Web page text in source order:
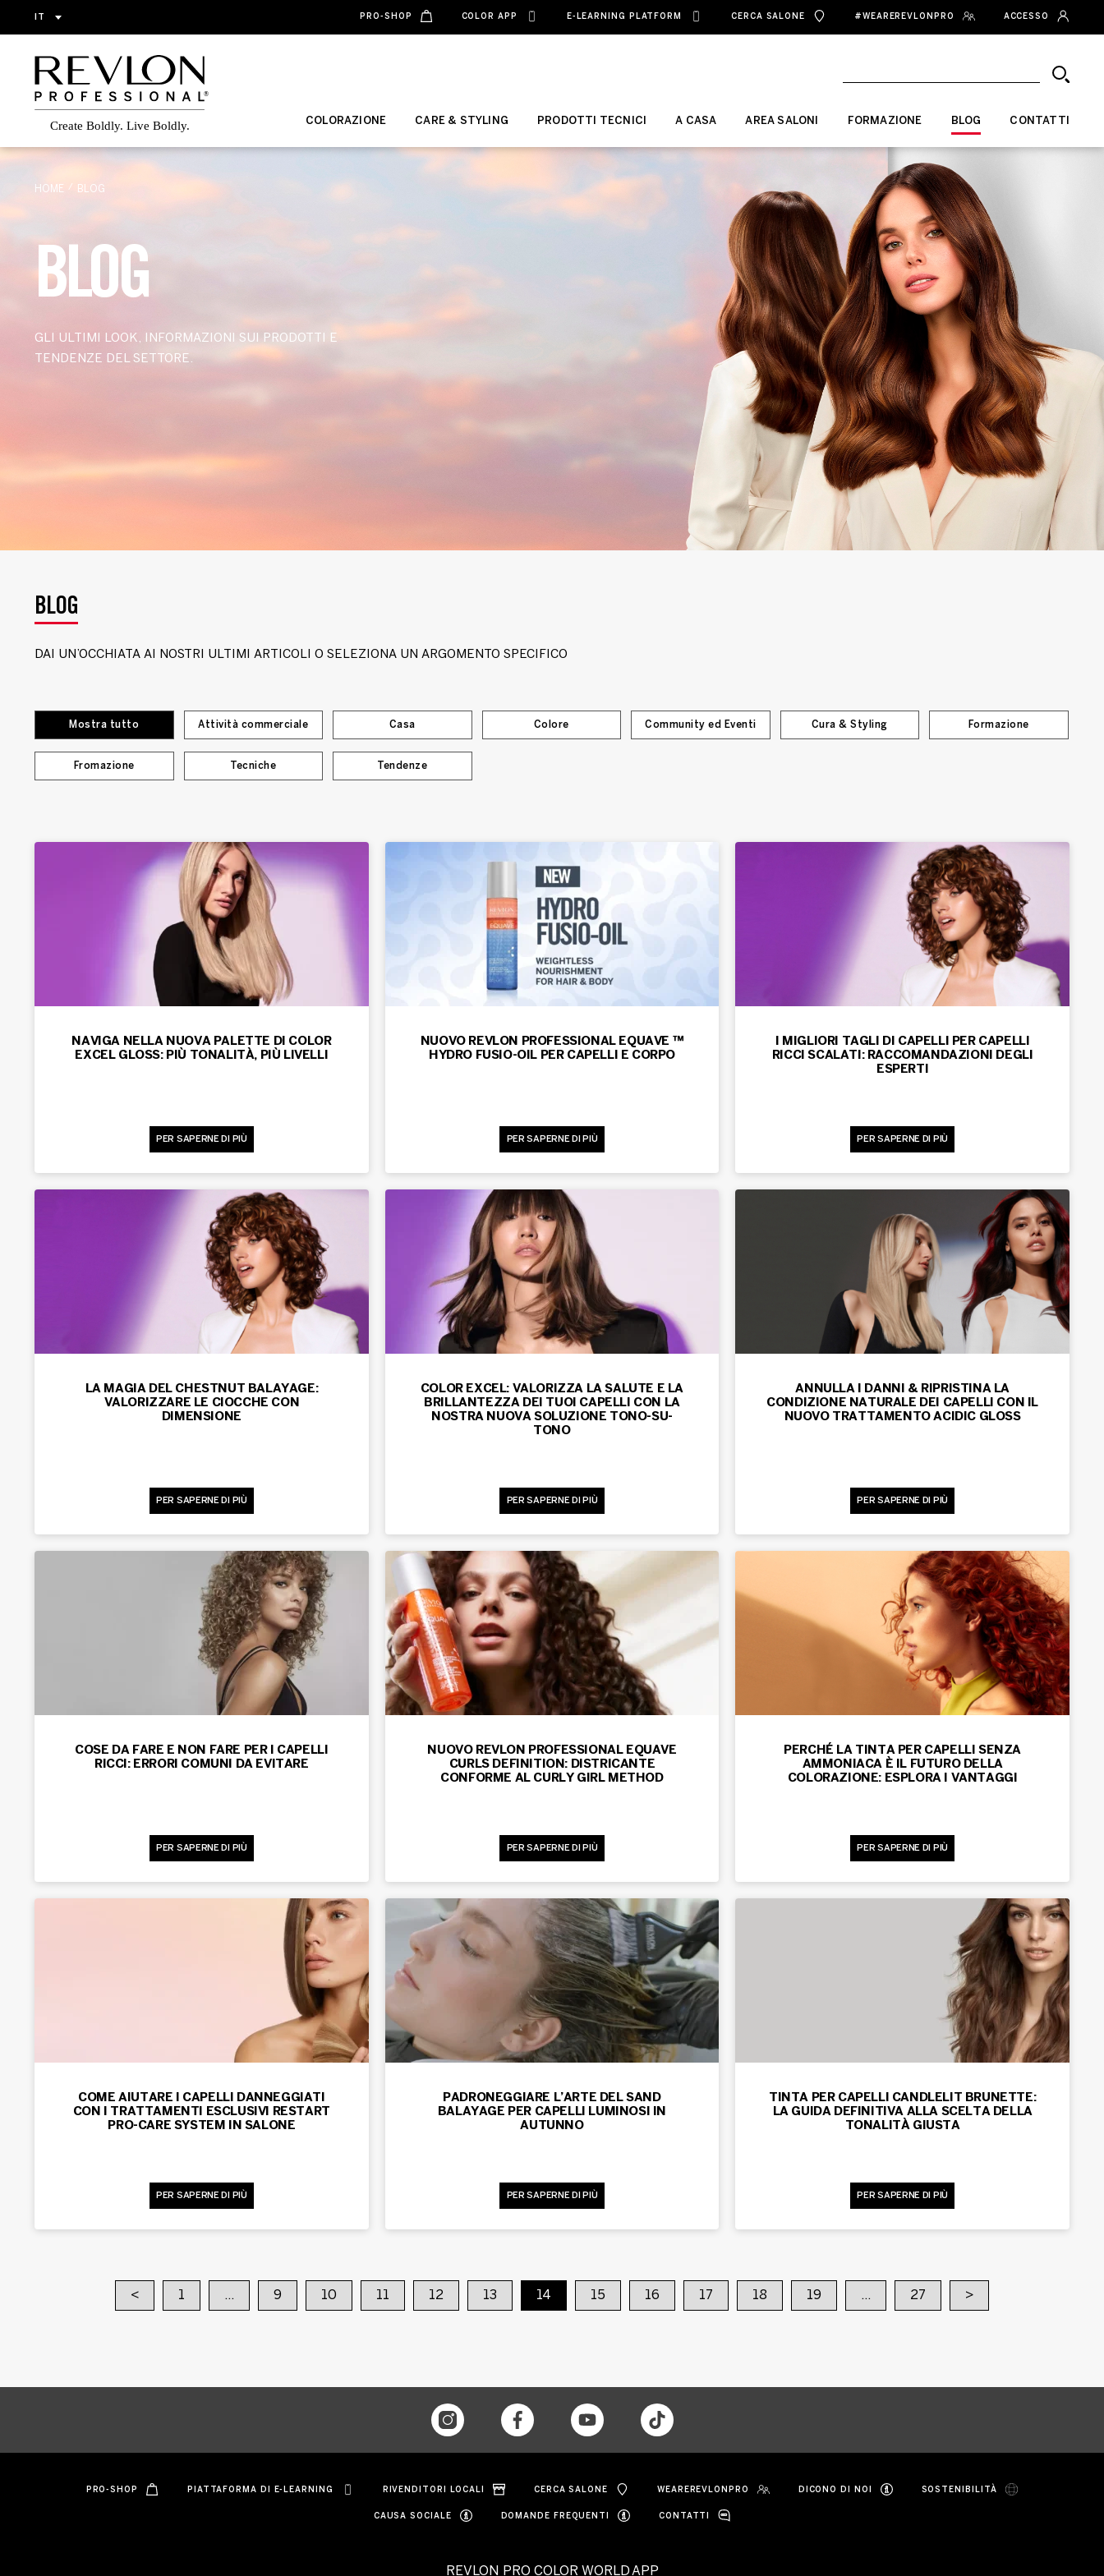
IT PRO-SHOP COLOR APP E-LEARNING PLATFORM CERCA SALONE #WEAREREVLONPRO ACCESSO
COLORAZIONE CARE & STYLING PRODOTTI TECNICI A CASA AREA SALONI FORMAZIONE BLOG CONTATTI
HOME BLOG
BLOG
GLI ULTIMI LOOK, INFORMAZIONI SUI PRODOTTI E
TENDENZE DEL SETTORE.
BLOG
DAI UN’OCCHIATA AI NOSTRI ULTIMI ARTICOLI O SELEZIONA UN ARGOMENTO SPECIFICO
Mostra tutto Attività commerciale Casa Colore Community ed Eventi Cura & Styling Formazione
Fromazione Tecniche Tendenze
NAVIGA NELLA NUOVA PALETTE DI COLOR
EXCEL GLOSS: PIÙ TONALITÀ, PIÙ LIVELLI
PER SAPERNE DI PIÙ
NUOVO REVLON PROFESSIONAL EQUAVE ™
HYDRO FUSIO-OIL PER CAPELLI E CORPO
PER SAPERNE DI PIÙ
I MIGLIORI TAGLI DI CAPELLI PER CAPELLI
RICCI SCALATI: RACCOMANDAZIONI DEGLI
ESPERTI
PER SAPERNE DI PIÙ
LA MAGIA DEL CHESTNUT BALAYAGE:
VALORIZZARE LE CIOCCHE CON
DIMENSIONE
PER SAPERNE DI PIÙ
COLOR EXCEL: VALORIZZA LA SALUTE E LA
BRILLANTEZZA DEI TUOI CAPELLI CON LA
NOSTRA NUOVA SOLUZIONE TONO-SU-
TONO
PER SAPERNE DI PIÙ
ANNULLA I DANNI & RIPRISTINA LA
CONDIZIONE NATURALE DEI CAPELLI CON IL
NUOVO TRATTAMENTO ACIDIC GLOSS
PER SAPERNE DI PIÙ
COSE DA FARE E NON FARE PER I CAPELLI
RICCI: ERRORI COMUNI DA EVITARE
PER SAPERNE DI PIÙ
NUOVO REVLON PROFESSIONAL EQUAVE
CURLS DEFINITION: DISTRICANTE
CONFORME AL CURLY GIRL METHOD
PER SAPERNE DI PIÙ
PERCHÉ LA TINTA PER CAPELLI SENZA
AMMONIACA È IL FUTURO DELLA
COLORAZIONE: ESPLORA I VANTAGGI
PER SAPERNE DI PIÙ
COME AIUTARE I CAPELLI DANNEGGIATI
CON I TRATTAMENTI ESCLUSIVI RESTART
PRO-CARE SYSTEM IN SALONE
PER SAPERNE DI PIÙ
PADRONEGGIARE L’ARTE DEL SAND
BALAYAGE PER CAPELLI LUMINOSI IN
AUTUNNO
PER SAPERNE DI PIÙ
TINTA PER CAPELLI CANDLELIT BRUNETTE:
LA GUIDA DEFINITIVA ALLA SCELTA DELLA
TONALITÀ GIUSTA
PER SAPERNE DI PIÙ
< 1 … 9 10 11 12 13 14 15 16 17 18 19 … 27 >
PRO-SHOP PIATTAFORMA DI E-LEARNING RIVENDITORI LOCALI CERCA SALONE WEAREREVLONPRO DICONO DI NOI SOSTENIBILITÀ
CAUSA SOCIALE DOMANDE FREQUENTI CONTATTI
REVLON PRO COLOR WORLD APP